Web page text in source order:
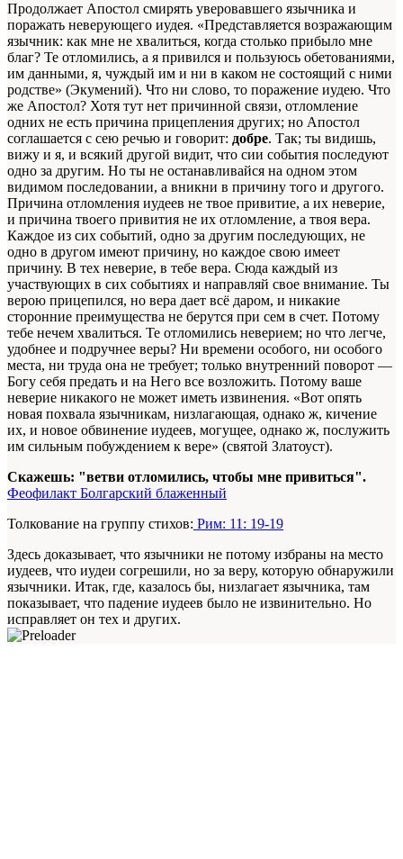
Продолжает Апостол смирять уверовавшего язычника и
поражать неверующего иудея. «Представляется возражающим
язычник: как мне не хвалиться, когда столько прибыло мне
благ? Те отломились, а я привился и пользуюсь обетованиями,
им данными, я, чуждый им и ни в каком не состоящий с ними
родстве» (Экумений). Что ни слово, то поражение иудею. Что
же Апостол? Хотя тут нет причинной связи, отломление
одних не есть причина прицепления других; но Апостол
соглашается с сею речью и говорит: добре. Так; ты видишь,
вижу и я, и всякий другой видит, что сии события последуют
одно за другим. Но ты не останавливайся на одном этом
видимом последовании, а вникни в причину того и другого.
Причина отломления иудеев не твое привитие, а их неверие,
и причина твоего привития не их отломление, а твоя вера.
Каждое из сих событий, одно за другим последующих, не
одно в другом имеют причину, но каждое свою имеет
причину. В тех неверие, в тебе вера. Сюда каждый из
участвующих в сих событиях и направляй свое внимание. Ты
верою прицепился, но вера дает всё даром, и никакие
сторонние преимущества не берутся при сем в счет. Потому
тебе нечем хвалиться. Те отломились неверием; но что легче,
удобнее и подручнее веры? Ни времени особого, ни особого
места, ни труда она не требует; только внутренний поворот —
Богу себя предать и на Него все возложить. Потому ваше
неверие никакого не может иметь извинения. «Вот опять
новая похвала язычникам, низлагающая, однако ж, кичение
их, и новое обвинение иудеев, могущее, однако ж, послужить
им сильным побуждением к вере» (святой Златоуст).
Скажешь: "ветви отломились, чтобы мне привиться".
Феофилакт Болгарский блаженный
Толкование на группу стихов: Рим: 11: 19-19
Здесь доказывает, что язычники не потому избраны на место
иудеев, что иудеи согрешили, но за веру, которую обнаружили
язычники. Итак, где, казалось бы, низлагает язычника, там
показывает, что падение иудеев было не извинительно. Но
исправляет он тех и других.